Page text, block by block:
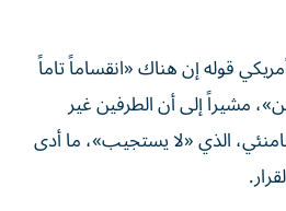
قوله إن هناك «انقساماً تاماً
مشيراً إلى أن الطرفين غير
الذي «لا يستجيب»، ما أدى